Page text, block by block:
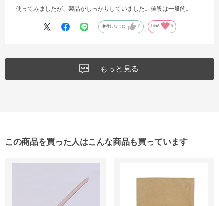
使ってみましたが、製品がしっかりしていました。値段は一般的。
参考になった 0 Like! 0
もっと見る
この商品を買った人はこんな商品も買っています